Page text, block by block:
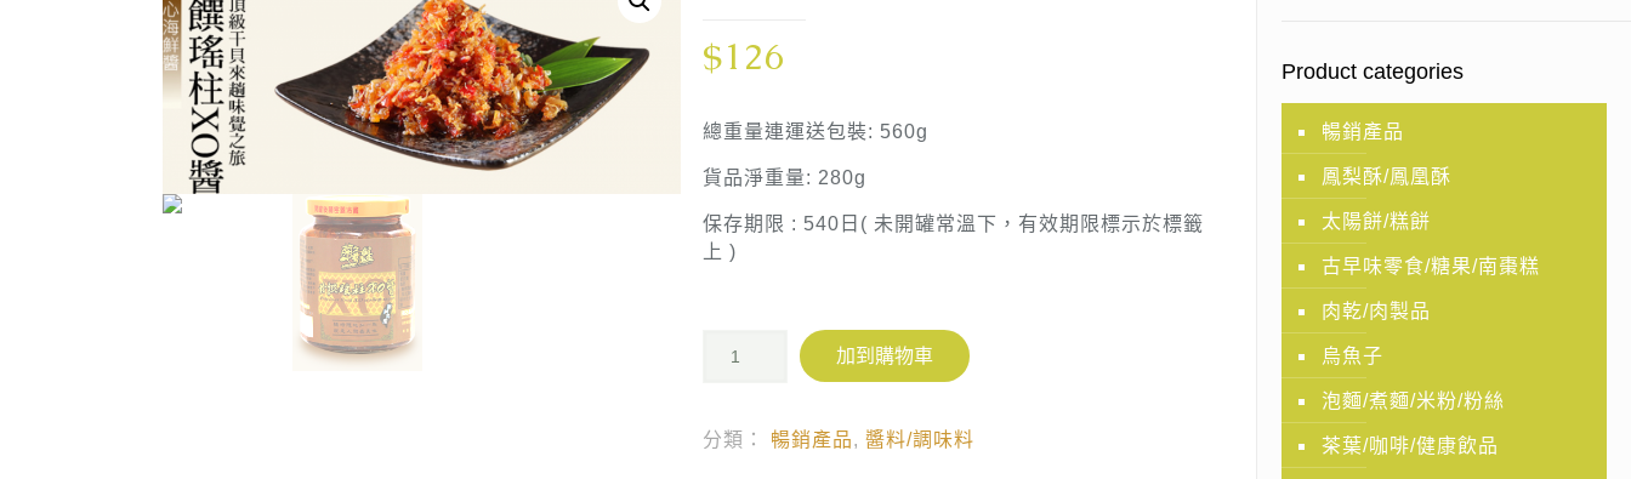
$126
總重量連運送包裝: 560g
貨品淨重量: 280g
保存期限 : 540日( 未開罐常溫下，有效期限標示於標籤
上 )
加到購物車
分類： 暢銷產品, 醬料/調味料
Product categories
暢銷產品
鳳梨酥/鳳凰酥
太陽餅/糕餅
古早味零食/糖果/南棗糕
肉乾/肉製品
烏魚子
泡麵/煮麵/米粉/粉絲
茶葉/咖啡/健康飲品